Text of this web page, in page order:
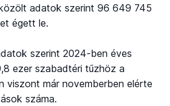
adatok szerint 96 649 745
égett le.
szerint 2024-ben éves
ezer szabadtéri tűzhöz a
viszont már novemberben elérte
száma.